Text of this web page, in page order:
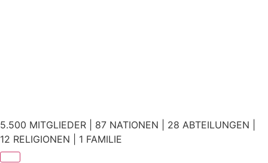
5.500 MITGLIEDER | 87 NATIONEN | 28 ABTEILUNGEN |
12 RELIGIONEN | 1 FAMILIE